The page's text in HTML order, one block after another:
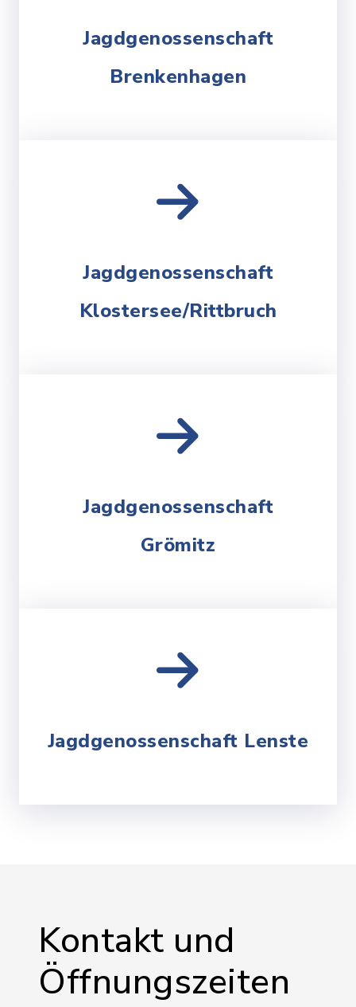
Jagdgenossenschaft
Brenkenhagen
Jagdgenossenschaft
Klostersee/Rittbruch
Jagdgenossenschaft
Grömitz
Jagdgenossenschaft Lenste
Kontakt und
Öffnungszeiten